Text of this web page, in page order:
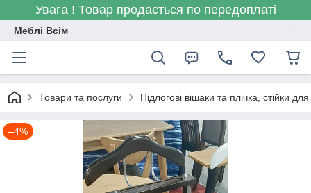
Увага ! Товар продається по передоплаті
Меблі Всім
Товари та послуги Підлогові вішаки та плічка, стійки
–4%